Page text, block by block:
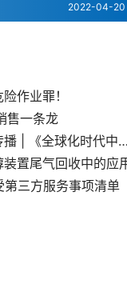
2022-04-20
作业罪！
售一条龙
中国纪录片的文化使命与国际传播 | 《全球化
置尾气回收中的应
第三方服务事项清单